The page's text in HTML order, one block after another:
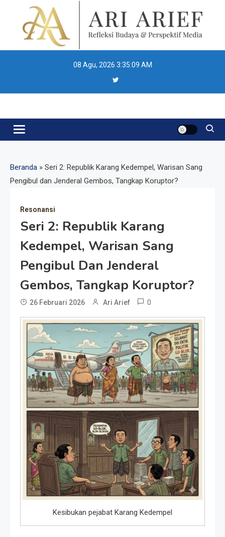
content
08 Agu, 2026 3:35:10 AM
Ari Arief
Beranda » Seri 2: Republik Karang Kedempel, Warisan Sang
Pengibul dan Jenderal Gembos, Tangkap Koruptor?
Resonansi
Seri 2: Republik Karang
Kedempel, Warisan Sang
Pengibul Dan Jenderal
Gembos, Tangkap Koruptor?
26 Februari 2026 Ari Arief 0
Kesibukan pejabat Karang Kedempel